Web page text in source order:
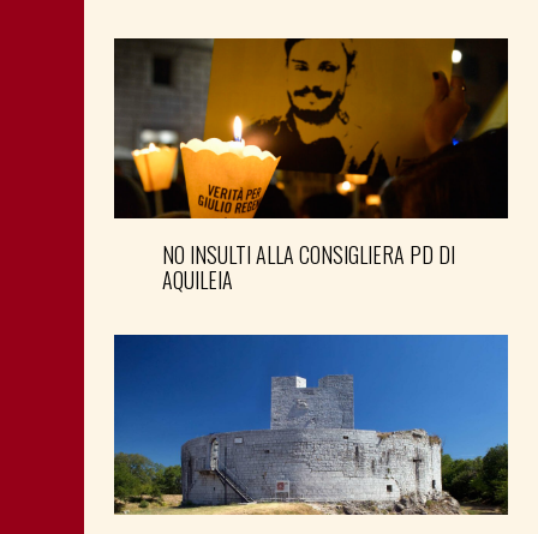
NO INSULTI ALLA CONSIGLIERA PD DI
AQUILEIA